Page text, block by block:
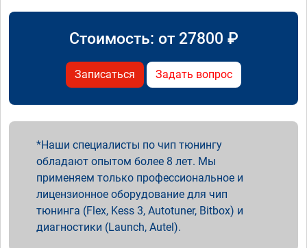
Стоимость: от 27800 ₽
Записаться Задать вопрос
Наши специалисты по чип тюнингу
обладают опытом более 8 лет. Мы
применяем только профессиональное и
лицензионное оборудование для чип
тюнинга (Flex, Kess 3, Autotuner, Bitbox) и
диагностики (Launch, Autel).